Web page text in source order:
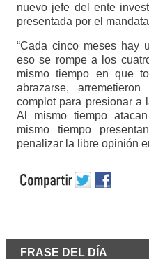
nuevo jefe del ente
presentada por el
“Cada cinco meses hay
eso se rompe a los
mismo tiempo en que
abrazarse,
complot para presionar a
Al mismo tiempo
mismo tiempo
penalizar la libre opinión
FRASE DEL DÍA